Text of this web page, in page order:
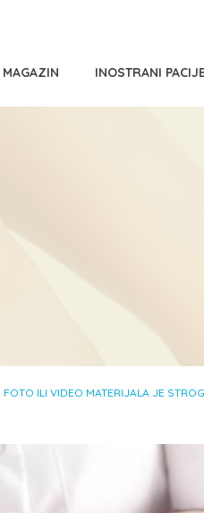
MAGAZIN INOSTRANI
ILI VIDEO MATERIJALA JE